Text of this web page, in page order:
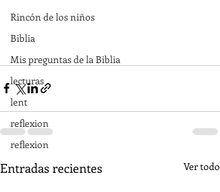
Rincón de los niños
Biblia
Mis preguntas de la Biblia
lecturas
lent
reflexion
reflexion
Entradas recientes Ver todo